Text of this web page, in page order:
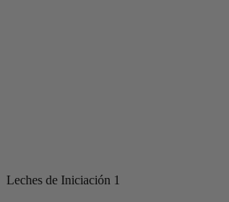
Leches de Iniciación 1